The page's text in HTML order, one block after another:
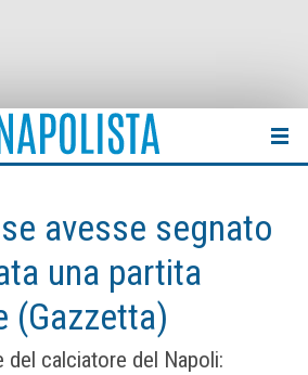
avesse segnato
una partita
(Gazzetta)
del calciatore del Napoli: